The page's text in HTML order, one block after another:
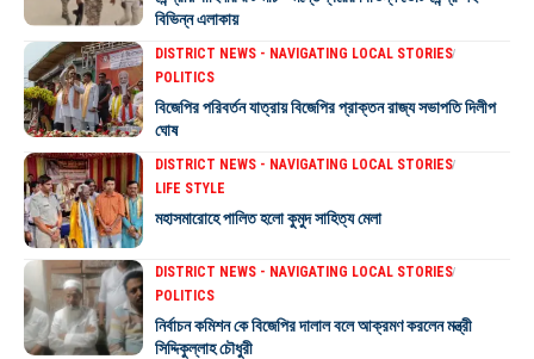
বিভিন্ন এলাকায়
DISTRICT NEWS - NAVIGATING LOCAL STORIES
POLITICS
বিজেপির পরিবর্তন যাত্রায় বিজেপির প্রাক্তন রাজ্য সভাপতি দিলীপ
ঘোষ
DISTRICT NEWS - NAVIGATING LOCAL STORIES
LIFE STYLE
মহাসমারোহে পালিত হলো কুমুদ সাহিত্য মেলা
DISTRICT NEWS - NAVIGATING LOCAL STORIES
POLITICS
নির্বাচন কমিশন কে বিজেপির দালাল বলে আক্রমণ করলেন মন্ত্রী
সিদ্দিকুল্লাহ চৌধুরী